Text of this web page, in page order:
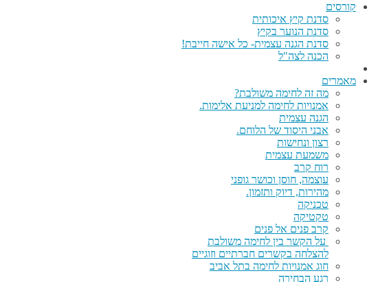
קורסים
סדנת קיץ איכותית
סדנת הנוער בקיץ
סדנת הגנה עצמית- כל אישה חייבת!
הכנה לצה"ל
מאמרים
מה זה לחימה משולבת?
אמנויות לחימה למניעת אלימות.
הגנה עצמית
אבני היסוד של הלוחם.
רצון ונחישות
משמעת עצמית
רוח קרב
עוצמה, חוסן וכושר גופני
מהירות, דיוק ותזמון.
טכניקה
טקטיקה
קרב פנים אל פנים
על הקשר בין לחימה משולבת
להצלחה בקשרים חברתיים וזוגיים
חוג אמנויות לחימה בתל אביב
רגע הבחירה